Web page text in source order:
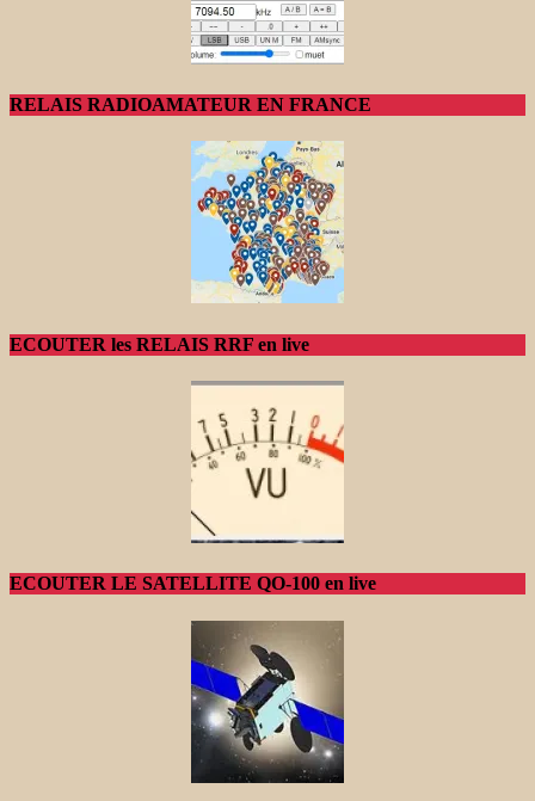
RELAIS RADIOAMATEUR EN FRANCE
ECOUTER les RELAIS RRF en live
ECOUTER LE SATELLITE QO-100 en live